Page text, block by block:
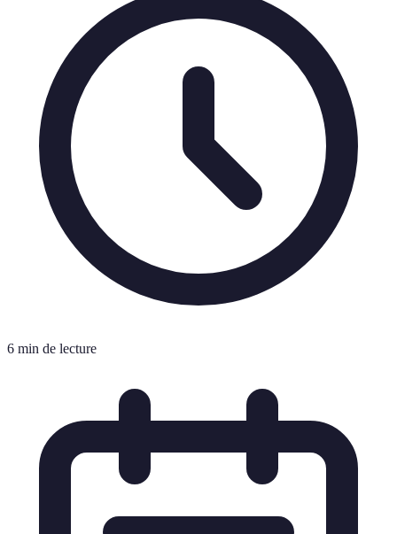
6 min de lecture